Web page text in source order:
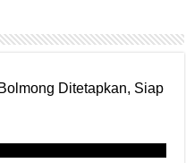
Ditetapkan, Siap